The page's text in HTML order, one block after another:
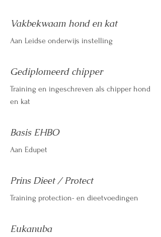
Vakbekwaam hond en kat
Aan Leidse onderwijs instelling
Gediplomeerd chipper
Training en ingeschreven als chipper hond
en kat
Basis EHBO
Aan Edupet
Prins Dieet / Protect
Training protection- en dieetvoedingen
Eukanuba